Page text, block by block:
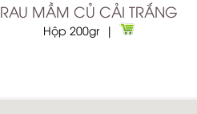
RAU MẦM CỦ CẢI TRẮNG
Hộp 200gr |